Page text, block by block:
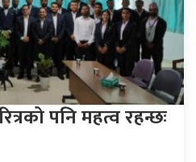
पनि महत्व रहन्छः